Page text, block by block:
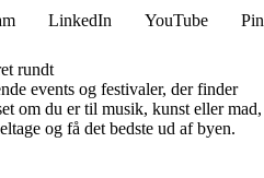
LinkedIn YouTube
rundt
events og festivaler, der finder
om du er til musik, kunst eller mad,
og få det bedste ud af byen.